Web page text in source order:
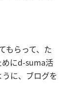
もらって、た
めにd-suma活
に、ブログを